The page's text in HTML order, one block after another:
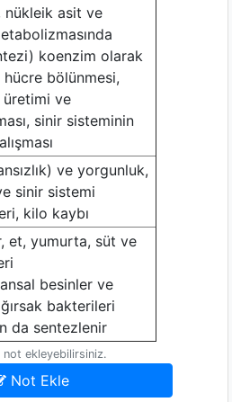
nükleik asit ve
koenzim olarak
bölünmesi,
üretimi ve
sinir sisteminin
ve yorgunluk,
sinir sistemi
kilo kaybı
et, yumurta, süt ve
besinler ve
bakterileri
da sentezlenir
not ekleyebilirsiniz.
Not Ekle